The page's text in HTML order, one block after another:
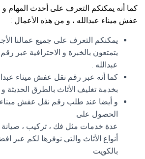
كما أنه يمكنكم التعرف على أحدث المهام
عفش ميناء عبدالله ، و من هذه الأعمال :
يمكنكم التعرف على جميع عمالنا
يتمتعون بالخبرة و الاحترافية عبر
عبدالله .
كما أنه عبر رقم نقل عفش ميناء
بخدمة تغليف الأثاث بالطرق الحديثة
و أيضا عند طلب رقم نقل عفش ميناء
الحصول على
عدة خدمات مثل فك ، تركيب ، صيانة
أنواع الأثاث والتي نوفرها لكم
بالكويت